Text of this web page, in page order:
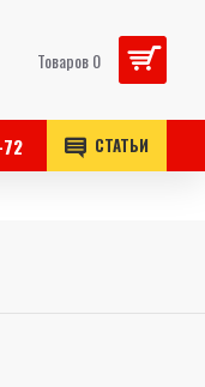
Товаров 0
СТАТЬИ